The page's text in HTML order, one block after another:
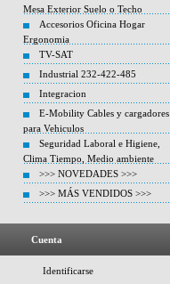
Mesa Exterior Suelo o Techo
Accesorios Oficina Hogar
Ergonomia
TV-SAT
Industrial 232-422-485
Integracion
E-Mobility Cables y cargadores
para Vehiculos
Seguridad Laboral e Higiene,
Clima Tiempo, Medio ambiente
>>> NOVEDADES >>>
>>> MÁS VENDIDOS >>>
Cuenta
Identificarse